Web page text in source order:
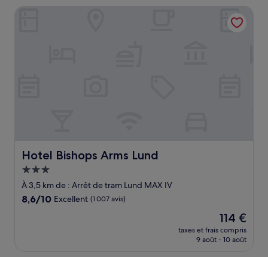
de
85 €
Hotel Bishops Arms Lund
Hotel Bishops Arms Lund
Hébergement
3.0 étoiles
À 3,5 km de : Arrêt de tram Lund MAX IV
8.6
8,6/10 Excellent (1 007 avis)
Le
nouveau
prix
114 €
taxes et frais compris
9 août - 10 août